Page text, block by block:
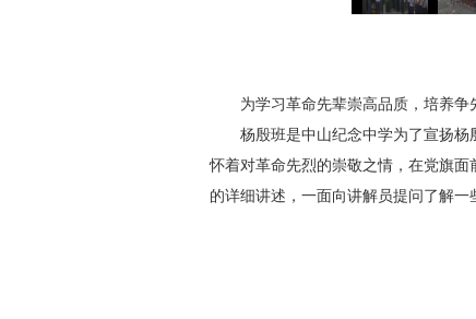
为学习革命先辈崇高品质，培养
杨殷班是中山纪念中学为了宣扬
怀着对革命先烈的崇敬之情，在党旗
的详细讲述，一面向讲解员提问了解